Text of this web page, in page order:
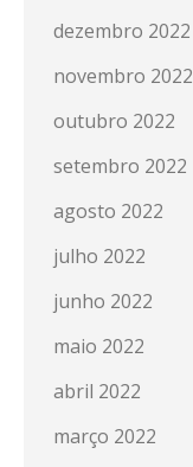
dezembro 2022
novembro 2022
outubro 2022
setembro 2022
agosto 2022
julho 2022
junho 2022
maio 2022
abril 2022
março 2022